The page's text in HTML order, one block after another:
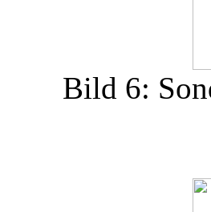
Bild 6: